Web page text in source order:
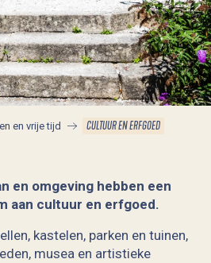
en vrije tijd CULTUUR EN ERFGOED
en omgeving hebben een
aan cultuur en erfgoed.
kastelen, parken en tuinen,
musea en artistieke